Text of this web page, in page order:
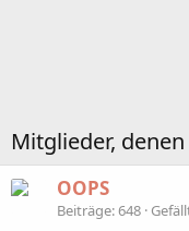
Mitglieder,
OOPS
Beiträge 648